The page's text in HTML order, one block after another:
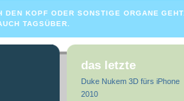
DEN KOPF ODER SONSTIGE ORGANE GEHT.
TAGSÜBER.
das letzte
Duke Nukem 3D fürs iPhone
2010